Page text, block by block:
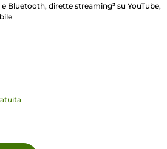
Bluetooth, dirette streaming³ su YouTube,